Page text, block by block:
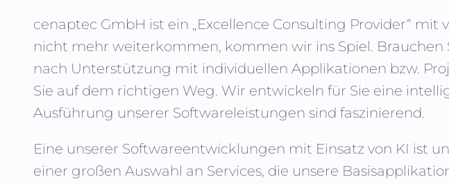
cenaptec GmbH ist ein „Excellence Consulting Provider“
nicht mehr weiterkommen, kommen wir ins Spiel.
nach Unterstützung mit individuellen Applikationen bzw.
Sie auf dem richtigen Weg. Wir entwickeln für Sie eine
Ausführung unserer Softwareleistungen sind faszinierend.
Eine unserer Softwareentwicklungen mit Einsatz von KI ist
einer großen Auswahl an Services, die unsere